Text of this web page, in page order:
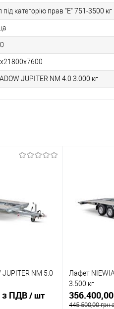
під категорію прав "E" 751-3500 кг
JUPITER NM 4.0 3.000 кг
NM 5.0
з ПДВ/ шт
Лафет
3.500 кг
445.500,00 грн